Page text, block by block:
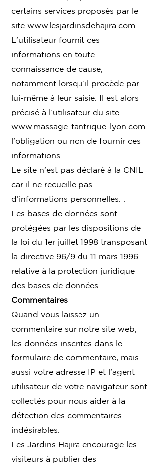
certains services proposés par le
site www.lesjardinsdehajira.com
L’utilisateur fournit ces
informations en toute
connaissance de cause,
notamment lorsqu’il procède par
lui-même à leur saisie. Il est alors
précisé à l’utilisateur du site
www.massage-tantrique-lyon.com
l’obligation ou non de fournir ces
informations.
Le site n’est pas déclaré à la CNIL
car il ne recueille pas
d’informations personnelles. .
Les bases de données sont
protégées par les dispositions de
la loi du 1er juillet 1998 transposant
la directive 96/9 du 11 mars 1996
relative à la protection juridique
des bases de données.
Commentaires
Quand vous laissez un
commentaire sur notre site web,
les données inscrites dans le
formulaire de commentaire, mais
aussi votre adresse IP et l’agent
utilisateur de votre navigateur sont
collectés pour nous aider à la
détection des commentaires
indésirables.
Les Jardins Hajira encourage les
visiteurs à publier des